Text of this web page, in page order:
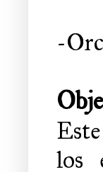
-
los